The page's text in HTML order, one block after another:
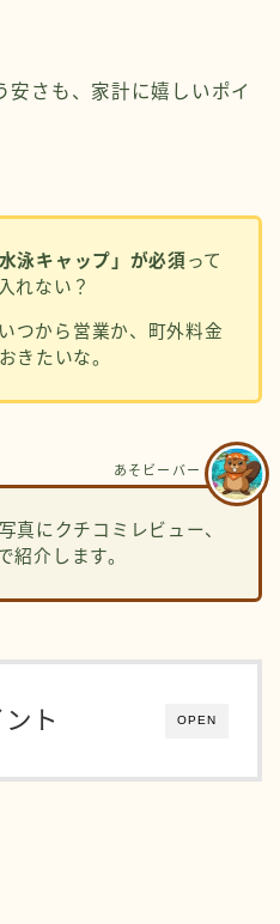
さも、家計に嬉しいポイ
泳キャップ」が必須 って
れない？
つから営業か、町外料金
きたいな。
真にクチコミレビュー、
紹介します。
あそビーバー
OPEN
ト